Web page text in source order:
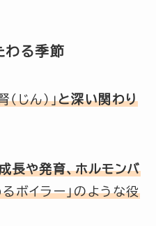
わる季節
（じん）」と深い関わり
成長や発育、ホルモンバ
ボイラー」のような役